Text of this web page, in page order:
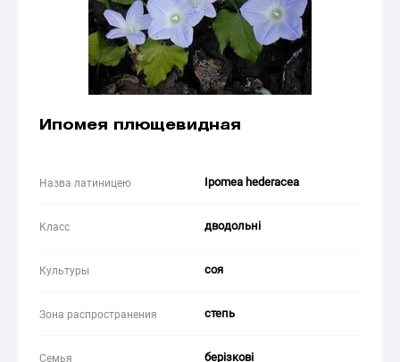
Ипомея плющевидная
Назва латиницею Ipomea hederaсea
Класс дводольні
Культуры соя
Зона распространения степь
Семья берізкові